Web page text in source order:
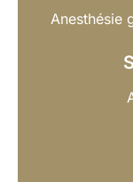
Anesthésie